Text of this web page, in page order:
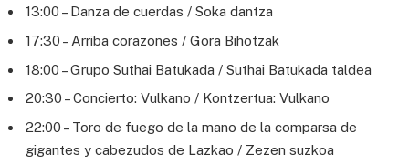
13:00 – Danza de cuerdas / Soka dantza
17:30 – Arriba corazones / Gora Bihotzak
18:00 – Grupo Suthai Batukada / Suthai Batukada taldea
20:30 – Concierto: Vulkano / Kontzertua: Vulkano
22:00 – Toro de fuego de la mano de la comparsa de
gigantes y cabezudos de Lazkao / Zezen suzkoa